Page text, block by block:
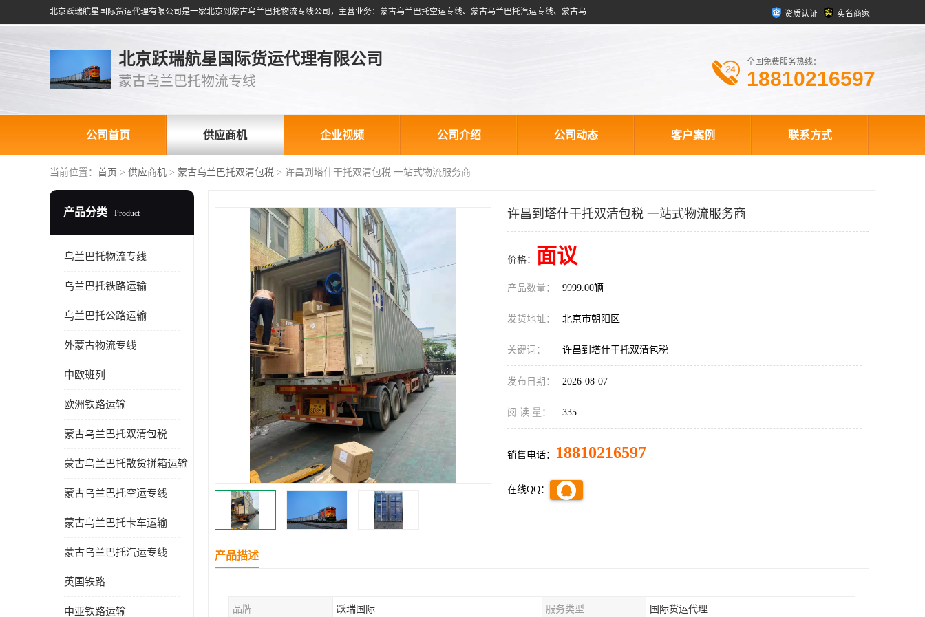
北京跃瑞航星国际货运代理有限公司是一家北京到蒙古乌兰巴托物流专线公司，主营业务：蒙古乌兰巴托空运专线、蒙古乌兰巴托汽运专线、蒙古乌兰巴托散货拼箱、蒙古乌兰巴托双清包税、蒙古乌兰巴托铁路运输等运输服务。以北京为中心服务于全国各地，运输能力及代理网络覆盖蒙古、俄罗斯、中亚五国各主要城市及站点。 资质认证 实名商家
北京跃瑞航星国际货运代理有限公司
蒙古乌兰巴托物流专线
全国免费服务热线：
18810216597
公司首页 供应商机 企业视频 公司介绍 公司动态 客户案例 联系方式
当前位置： 首页 > 供应商机 > 蒙古乌兰巴托双清包税 > 许昌到塔什干托双清包税 一站式物流服务商
产品分类 Product
乌兰巴托物流专线
乌兰巴托铁路运输
乌兰巴托公路运输
外蒙古物流专线
中欧班列
欧洲铁路运输
蒙古乌兰巴托双清包税
蒙古乌兰巴托散货拼箱运输
蒙古乌兰巴托空运专线
蒙古乌兰巴托卡车运输
蒙古乌兰巴托汽运专线
英国铁路
中亚铁路运输
许昌到塔什干托双清包税 一站式物流服务商
价格： 面议
产品数量： 9999.00辆
发货地址： 北京市朝阳区
关键词： 许昌到塔什干托双清包税
发布日期： 2026-08-07
阅 读 量： 335
销售电话： 18810216597
在线QQ：
产品描述
品牌 跃瑞国际 服务类型 国际货运代理